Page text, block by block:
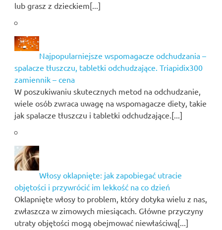
lub grasz z dzieckiem[...]
Najpopularniejsze wspomagacze odchudzania –
spalacze tłuszczu, tabletki odchudzające. Triapidix300
zamiennik – cena
W poszukiwaniu skutecznych metod na odchudzanie,
wiele osób zwraca uwagę na wspomagacze diety, takie
jak spalacze tłuszczu i tabletki odchudzające.[...]
Włosy oklapnięte: jak zapobiegać utracie
objętości i przywrócić im lekkość na co dzień
Oklapnięte włosy to problem, który dotyka wielu z nas,
zwłaszcza w zimowych miesiącach. Główne przyczyny
utraty objętości mogą obejmować niewłaściwą[...]